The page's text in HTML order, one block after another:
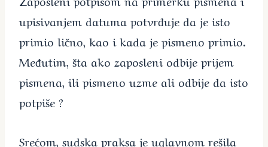
upisivanjem datuma potvrđuje da je isto
primio lično, kao i kada je pismeno primio.
Međutim, šta ako zaposleni odbije prijem
pismena, ili pismeno uzme ali odbije da isto
potpiše ?
Srećom, sudska praksa je uglavnom rešila